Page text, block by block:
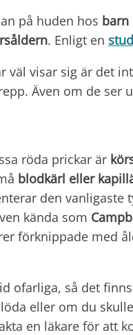
på huden hos barn
. Enligt en
väl visar sig är det
Även om de ser
röda prickar är
blodkärl eller
den
kända som
förknippade med
ofarliga, så det
eller om du
en läkare för att